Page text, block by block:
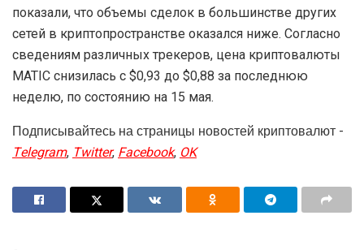
показали, что объемы сделок в большинстве других
сетей в криптопространстве оказался ниже. Согласно
сведениям различных трекеров, цена криптовалюты
MATIC снизилась с $0,93 до $0,88 за последнюю
неделю, по состоянию на 15 мая.
Подписывайтесь на страницы новостей криптовалют -
Telegram, Twitter, Facebook, OK